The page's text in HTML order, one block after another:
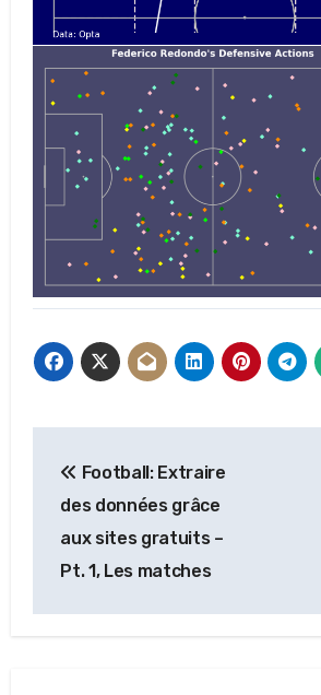
de
l’article
Football: Extraire
des données grâce
aux sites gratuits –
Pt. 1, Les matches